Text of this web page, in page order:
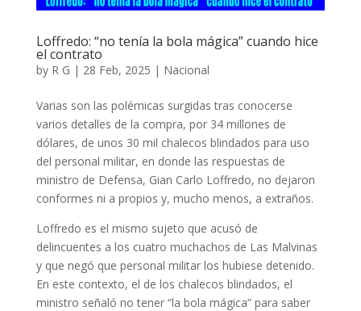
Loffredo: “no tenía la bola mágica” cuando hice
el contrato
by R G | 28 Feb, 2025 | Nacional
Varias son las polémicas surgidas tras conocerse
varios detalles de la compra, por 34 millones de
dólares, de unos 30 mil chalecos blindados para uso
del personal militar, en donde las respuestas de
ministro de Defensa, Gian Carlo Loffredo, no dejaron
conformes ni a propios y, mucho menos, a extraños.
Loffredo es el mismo sujeto que acusó de
delincuentes a los cuatro muchachos de Las Malvinas
y que negó que personal militar los hubiese detenido.
En este contexto, el de los chalecos blindados, el
ministro señaló no tener “la bola mágica” para saber